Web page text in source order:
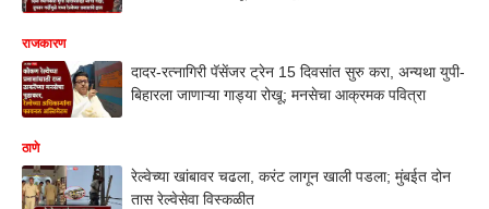
राजकारण
दादर-रत्नागिरी पॅसेंजर ट्रेन 15 दिवसांत सुरु करा, अन्यथा युपी-
बिहारला जाणाऱ्या गाड्या रोखू; मनसेचा आक्रमक पवित्रा
ठाणे
रेल्वेच्या खांबावर चढला, करंट लागून खाली पडला; मुंबईत दोन
तास रेल्वेसेवा विस्कळीत